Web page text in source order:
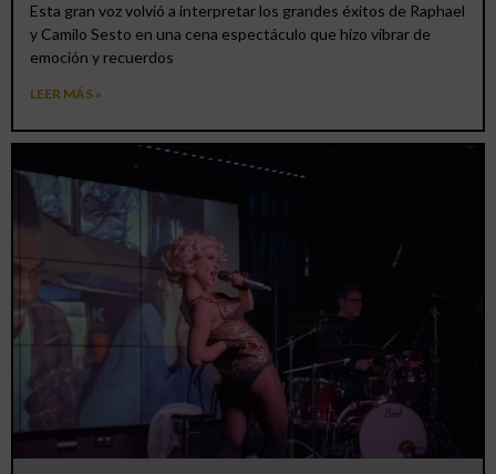
Esta gran voz volvió a interpretar los grandes éxitos de Raphael
y Camilo Sesto en una cena espectáculo que hizo vibrar de
emoción y recuerdos
LEER MÁS »